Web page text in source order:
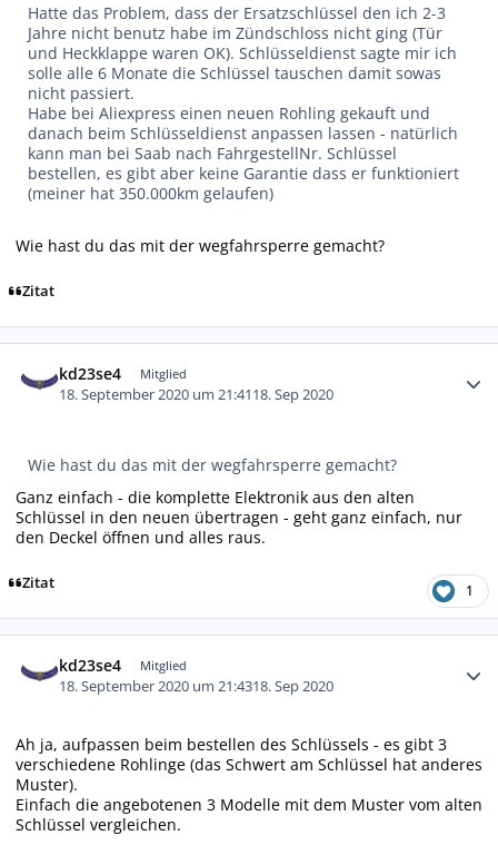
Hatte das Problem, dass der Ersatzschlüssel den ich 2-3
Jahre nicht benutz habe im Zündschloss nicht ging (Tür
und Heckklappe waren OK). Schlüsseldienst sagte mir ich
solle alle 6 Monate die Schlüssel tauschen damit sowas
nicht passiert.
Habe bei Aliexpress einen neuen Rohling gekauft und
danach beim Schlüsseldienst anpassen lassen - natürlich
kann man bei Saab nach FahrgestellNr. Schlüssel
bestellen, es gibt aber keine Garantie dass er funktioniert
(meiner hat 350.000km gelaufen)
Wie hast du das mit der wegfahrsperre gemacht?
Zitat
kd23se4 Mitglied
18. September 2020 um 21:4118. Sep 2020
Wie hast du das mit der wegfahrsperre gemacht?
Ganz einfach - die komplette Elektronik aus den alten
Schlüssel in den neuen übertragen - geht ganz einfach, nur
den Deckel öffnen und alles raus.
Zitat 1
kd23se4 Mitglied
18. September 2020 um 21:4318. Sep 2020
Ah ja, aufpassen beim bestellen des Schlüssels - es gibt 3
verschiedene Rohlinge (das Schwert am Schlüssel hat anderes
Muster).
Einfach die angebotenen 3 Modelle mit dem Muster vom alten
Schlüssel vergleichen.